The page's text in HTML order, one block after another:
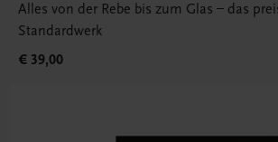
Alles von der Rebe bis zum Glas – das
Standardwerk
€ 39,00